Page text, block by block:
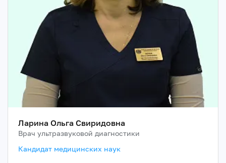
Ларина Ольга Свиридовна
Врач ультразвуковой диагностики
Кандидат медицинских наук